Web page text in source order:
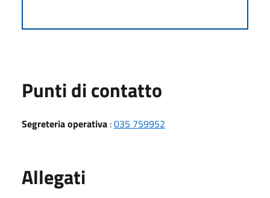
Punti di contatto
Segreteria operativa :035 759952
Allegati